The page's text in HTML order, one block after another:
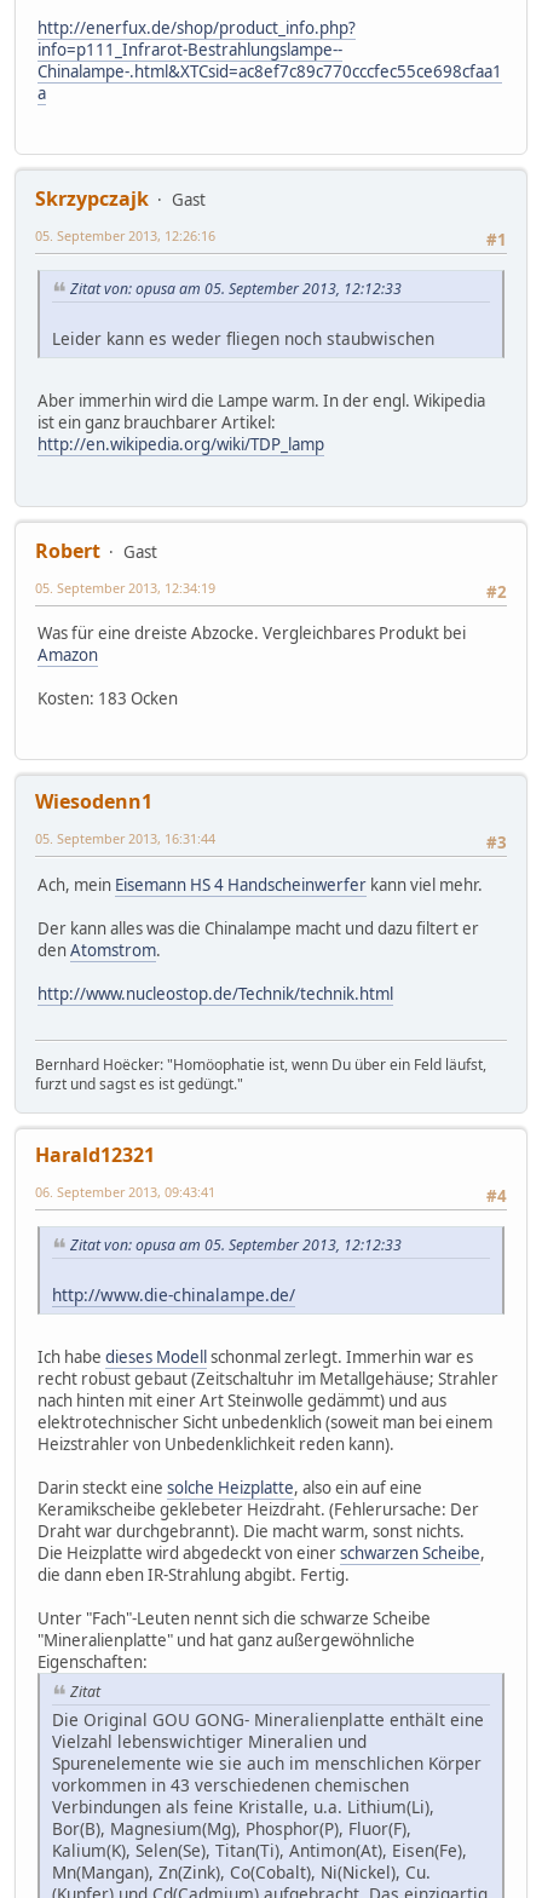
http://enerfux.de/shop/product_info.php?
info=p111_Infrarot-Bestrahlungslampe--
Chinalampe-.html&XTCsid=ac8ef7c89c770cccfec55ce698cfaa1
a
Skrzypczajk
Gast
#1
05. September 2013, 12:26:16
Zitat von: opusa am 05. September 2013, 12:12:33
Leider kann es weder fliegen noch staubwischen
Aber immerhin wird die Lampe warm. In der engl. Wikipedia
ist ein ganz brauchbarer Artikel:
http://en.wikipedia.org/wiki/TDP_lamp
Robert
Gast
#2
05. September 2013, 12:34:19
Was für eine dreiste Abzocke. Vergleichbares Produkt bei
Amazon
Kosten: 183 Ocken
Wiesodenn1
#3
05. September 2013, 16:31:44
Ach, mein Eisemann HS 4 Handscheinwerfer kann viel mehr.
Der kann alles was die Chinalampe macht und dazu filtert er
denAtomstrom.
http://www.nucleostop.de/Technik/technik.html
Bernhard Hoëcker: "Homöophatie ist, wenn Du über ein Feld läufst,
furzt und sagst es ist gedüngt."
Harald12321
#4
06. September 2013, 09:43:41
Zitat von: opusa am 05. September 2013, 12:12:33
http://www.die-chinalampe.de/
Ich habe dieses Modellschonmal zerlegt. Immerhin war es
recht robust gebaut (Zeitschaltuhr im Metallgehäuse; Strahler
nach hinten mit einer Art Steinwolle gedämmt) und aus
elektrotechnischer Sicht unbedenklich (soweit man bei einem
Heizstrahler von Unbedenklichkeit reden kann).
Darin steckt eine solche Heizplatte, also ein auf eine
Keramikscheibe geklebeter Heizdraht. (Fehlerursache: Der
Draht war durchgebrannt). Die macht warm, sonst nichts.
Die Heizplatte wird abgedeckt von einerschwarzen Scheibe,
die dann eben IR-Strahlung abgibt. Fertig.
Unter "Fach"-Leuten nennt sich die schwarze Scheibe
"Mineralienplatte" und hat ganz außergewöhnliche
Eigenschaften:
Zitat
Die Original GOU GONG- Mineralienplatte enthält eine
Vielzahl lebenswichtiger Mineralien und
Spurenelemente wie sie auch im menschlichen Körper
vorkommen in 43 verschiedenen chemischen
Verbindungen als feine Kristalle, u.a. Lithium(Li),
Bor(B), Magnesium(Mg), Phosphor(P), Fluor(F),
Kalium(K), Selen(Se), Titan(Ti), Antimon(At), Eisen(Fe),
Mn(Mangan), Zn(Zink), Co(Cobalt), Ni(Nickel), Cu.
(Kupfer) und Cd(Cadmium) aufgebracht. Das einzigartig